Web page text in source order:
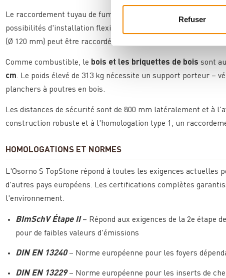
Refuser
Le raccordement tuyau de fumée est possible au choix vers
possibilités d'installation flexibles même dans des conditions
(Ø 120 mm) peut être raccordée par l'arrière en bas.
Comme combustible, le bois et les briquettes de bois sont
cm. Le poids élevé de 313 kg nécessite un support porteur
planchers à poutres en bois.
Les distances de sécurité sont de 800 mm latéralement et à
construction robuste et à l'homologation type 1, un
HOMOLOGATIONS ET NORMES
L'Osorno S TopStone répond à toutes les exigences
d'autres pays européens. Les certifications complètes
l'environnement.
BImSchV Étape II– Répond aux exigences de la 2e étape
pour de faibles valeurs d'émissions
DIN EN 13240– Norme européenne pour les foyers
DIN EN 13229– Norme européenne pour les inserts de